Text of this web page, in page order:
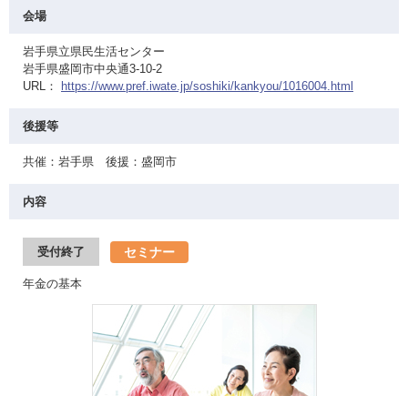
会場
岩手県立県民生活センター
岩手県盛岡市中央通3-10-2
URL：
https://www.pref.iwate.jp/soshiki/kankyou/1016004.html
後援等
共催：岩手県 後援：盛岡市
内容
受付終了 セミナー
年金の基本